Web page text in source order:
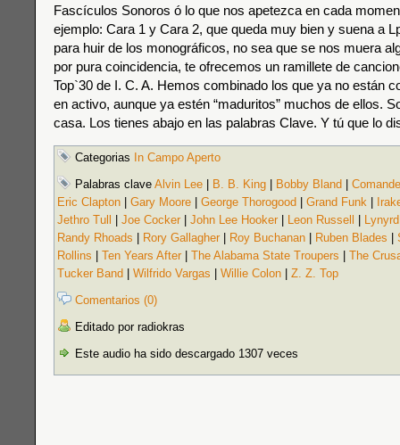
Fascículos Sonoros ó lo que nos apetezca en cada
ejemplo: Cara 1 y Cara 2, que queda muy bien y suena a
para huir de los monográficos, no sea que se nos muera
por pura coincidencia, te ofrecemos un ramillete de
Top`30 de I. C. A. Hemos combinado los que ya no están
en activo, aunque ya estén “maduritos” muchos de ellos.
casa. Los tienes abajo en las palabras Clave. Y tú que lo
Categorias In Campo Aperto
Palabras clave Alvin Lee B. B. King Bobby Bland
Eric Clapton
Gary Moore George Thorogood Grand Funk
Jethro Tull
Joe Cocker John Lee Hooker Leon Russell
Randy Rhoads
Rory Gallagher Roy Buchanan Ruben Blades
Rollins
Ten Years After The Alabama State Troupers
The
Tucker Band
Wilfrido Vargas Willie Colon
Z. Z. Top
Comentarios (0)
Editado por radiokras
Este audio ha sido descargado 1307 veces